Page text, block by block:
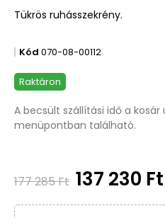
Tükrös ruhásszekrény.
Kód 070-08-00112
Raktáron
A becsült szállítási idő a kosár
menüpontban található.
177 285 Ft 137 230 Ft